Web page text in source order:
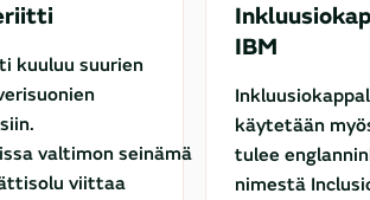
kuuluu suurien
valtimon seinämä
viittaa
IBM
käytetään
tulee
nimestä